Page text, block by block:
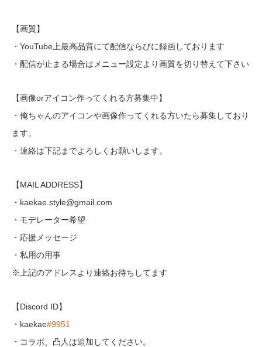
【画質】
・YouTube上最高品質にて配信ならびに録画しております
・配信が止まる場合はメニュー設定より画質を切り替えて下さい
【画像orアイコン作ってくれる方募集中】
・俺ちゃんのアイコンや画像作ってくれる方いたら募集しており
ます。
・連絡は下記までよろしくお願いします。
【MAIL ADDRESS】
・kaekae.style@gmail.com
・モデレーター希望
・応援メッセージ
・私用の用事
※上記のアドレスより連絡お待ちしてます
【Discord ID】
・kaekae#9951
・コラボ、凸人は追加してください。